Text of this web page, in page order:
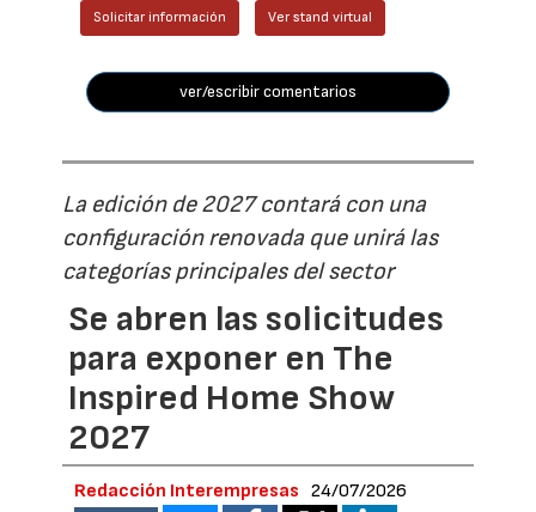
Solicitar información Ver stand virtual
ver/escribir comentarios
La edición de 2027 contará con una
configuración renovada que unirá las
categorías principales del sector
Se abren las solicitudes
para exponer en The
Inspired Home Show
2027
Redacción Interempresas 24/07/2026